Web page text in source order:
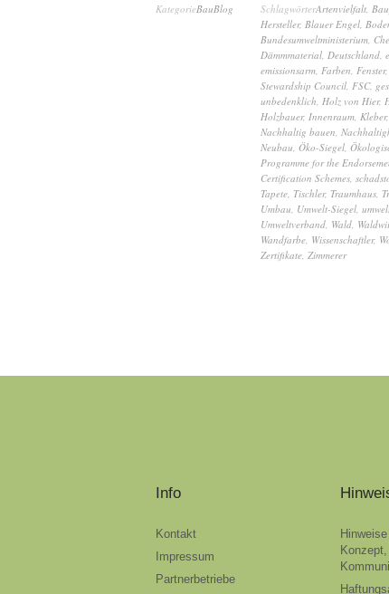
KategorieBauBlog SchlagwörterArtenvielfalt
Hersteller, Blauer Engel
Bundesumweltministerium
Dämmmaterial Deutschland
emissionsarm Farben Fenster,
Stewardship Council FSC,
unbedenklich Holz von Hier,
Holzbauer, Innenraum Kleber,
Nachhaltig bauen
Neubau Öko-Siegel
Programme for the
Certification Schemes
Tapete Tischler, Traumhaus
Umbau Umwelt-Siegel
Umweltverband Wald
Wandfarbe Wissenschaftler,
Zertifikate Zimmerer
Info
Kontakt
Impressum
Partnerbetriebe
Konzept,